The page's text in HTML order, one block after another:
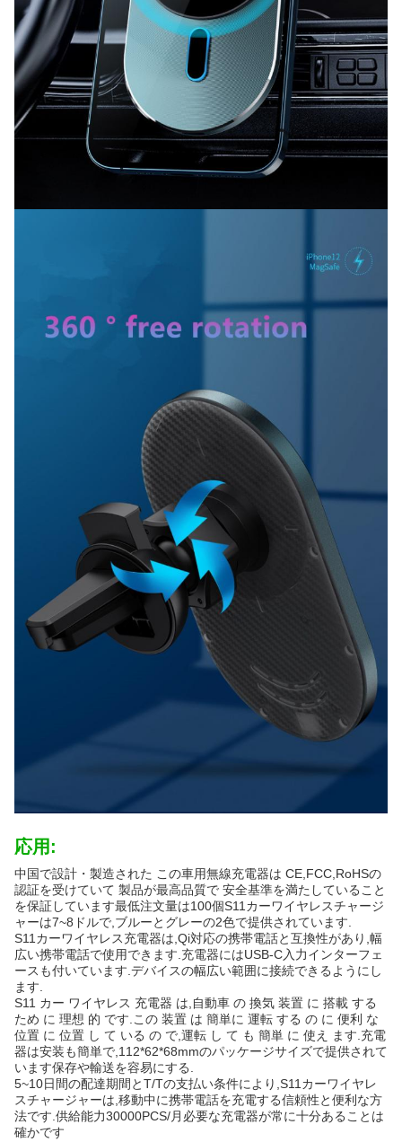
応用:
中国で設計・製造された この車用無線充電器は CE,FCC,RoHSの
認証を受けていて 製品が最高品質で 安全基準を満たしていること
を保証しています最低注文量は100個S11カーワイヤレスチャージ
ャーは7~8ドルで,ブルーとグレーの2色で提供されています.
S11カーワイヤレス充電器は,Qi対応の携帯電話と互換性があり,幅
広い携帯電話で使用できます.充電器にはUSB-C入力インターフェ
ースも付いています.デバイスの幅広い範囲に接続できるようにし
ます.
S11 カー ワイヤレス 充電器 は,自動車 の 換気 装置 に 搭載 する
ため に 理想 的 です.この 装置 は 簡単に 運転 する の に 便利 な
位置 に 位置 し て いる の で,運転 し て も 簡単 に 使え ます.充電
器は安装も簡単で,112*62*68mmのパッケージサイズで提供されて
います保存や輸送を容易にする.
5~10日間の配達期間とT/Tの支払い条件により,S11カーワイヤレ
スチャージャーは,移動中に携帯電話を充電する信頼性と便利な方
法です.供給能力30000PCS/月必要な充電器が常に十分あることは
確かです